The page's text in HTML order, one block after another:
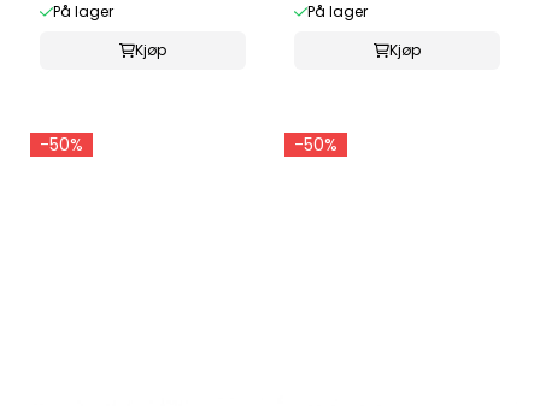
På lager
Kjøp
På lager
Kjøp
-50% -50%